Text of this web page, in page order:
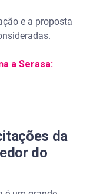
e a proposta
a Serasa:
da
do